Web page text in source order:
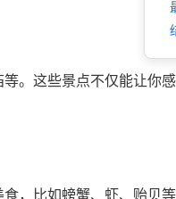
。这些景点不仅能让你
，比如螃蟹、虾、贻贝